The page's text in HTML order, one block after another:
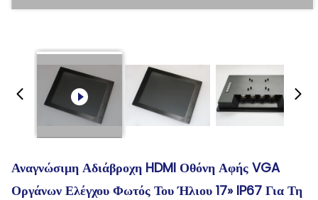
Αναγνώσιμη Αδιάβροχη HDMI Οθόνη Αφής VGA
Οργάνων Ελέγχου Φωτός Του Ήλιου 17» IP67 Για Τη